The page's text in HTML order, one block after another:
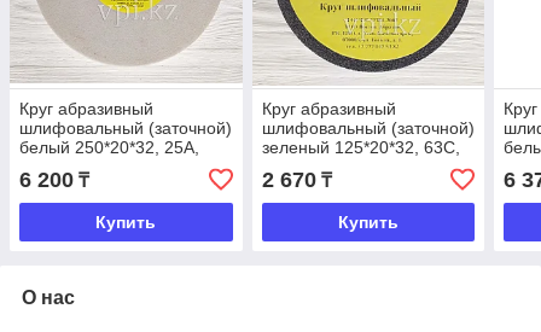
Круг абразивный
шлифовальный (заточной)
белый 250*20*32, 25А,
Восток Абразив
6 200 ₸
Купить
Круг абразивный
шлифовальный (заточной)
зеленый 125*20*32, 63C,
Восток Абразив
2 670₸
Купить
6
О нас